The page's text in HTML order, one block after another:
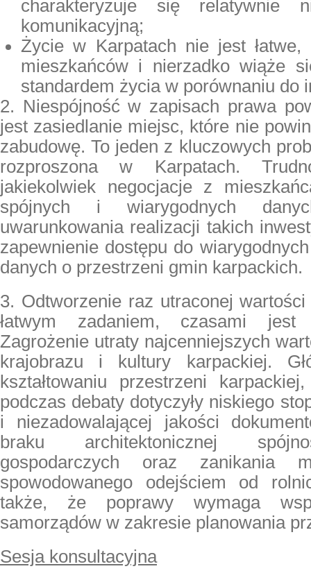
charakteryzuje się relatywnie
komunikacyjną;
Życie w Karpatach nie jest
mieszkańców i nierzadko wiąże
standardem życia w porównaniu do
2. Niespójność w zapisach prawa
jest zasiedlanie miejsc, które nie
zabudowę. To jeden z kluczowych
rozproszona w Karpatach.
jakiekolwiek negocjacje z
spójnych i wiarygodnych
uwarunkowania realizacji takich
zapewnienie dostępu do
danych o przestrzeni gmin karpackich.
3. Odtworzenie raz utraconej
łatwym zadaniem, czasami jest
Zagrożenie utraty najcenniejszych
krajobrazu i kultury karpackiej.
kształtowaniu przestrzeni
podczas debaty dotyczyły niskiego
i niezadowalającej jakości
braku architektonicznej
gospodarczych oraz zanikania
spowodowanego odejściem od
także, że poprawy wymaga
samorządów w zakresie planowania
Sesja konsultacyjna